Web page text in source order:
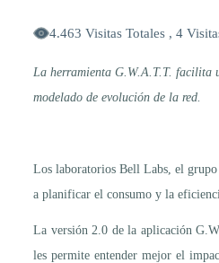
4.463 Visitas Totales , 4
La herramienta G.W.A.T.T. facilita
modelado de evolución de la red.
Los laboratorios Bell Labs, el
a planificar el consumo y la
La versión 2.0 de la aplicación
les permite entender mejor el